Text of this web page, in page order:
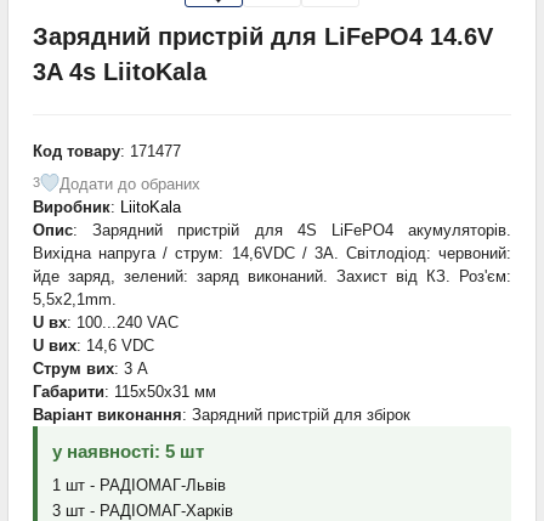
Зарядний пристрій для LiFePO4 14.6V
3A 4s LiitoKala
Код товару: 171477
3
Додати до обраних
Виробник: LiitoKala
Опис: Зарядний пристрій для 4S LiFePO4 акумуляторів.
Вихідна напруга / струм: 14,6VDC / 3A. Світлодіод: червоний:
йде заряд, зелений: заряд виконаний. Захист від КЗ. Роз'єм:
5,5x2,1mm.
U вх: 100...240 VAC
U вих: 14,6 VDC
Струм вих: 3 А
Габарити: 115x50x31 мм
Варіант виконання: Зарядний пристрій для збірок
у наявності: 5 шт
1 шт - РАДІОМАГ-Львів
3 шт - РАДІОМАГ-Харків